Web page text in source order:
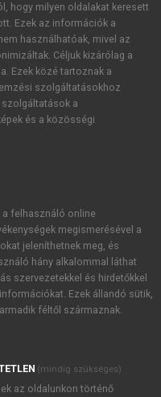
akcióiról.
Zrt. újdonságairól,
tudomásul
hogy milyen oldalakat keresett
Ezek az információk a
használhatóak, mivel az
Céljuk kizárólag a
Ezek közé tartoznak a
szolgáltatásokhoz
a
és a közösségi
a felhasználó online
megismerésével a
jeleníthetnek meg, és
hány alkalommal láthat
szervezetekkel és hirdetőkkel
Ezek állandó sütik,
féltől származnak.
(mindig szükséges)
az oldalunkon történő